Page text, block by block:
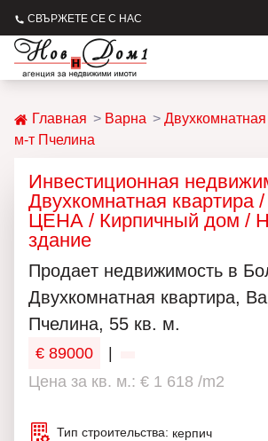
СВЪРЖЕТЕ СЕ С НАС
Главная Варна
Двухкомнатная
м-т Пчелина
Инвестиционная
Двухкомнатная квартира
ЦЕНА / Кирпичный дом /
здание
Продаeт недвижимость в
Двухкомнатная квартира,
Пчелина, 55 кв. м.
€ 89000
Цена за кв. м.: € 1 618 /m2
Тип строительства: керпич